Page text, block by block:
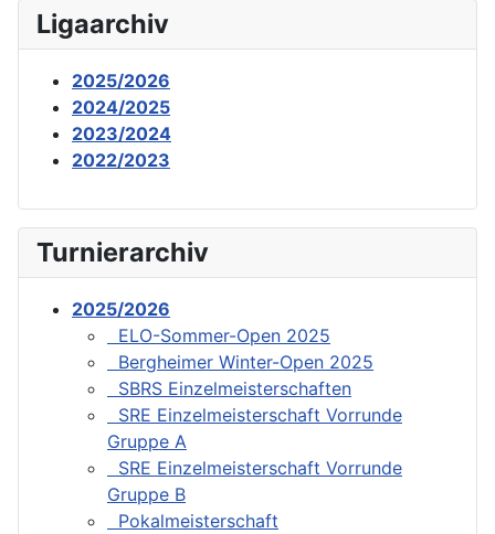
Ligaarchiv
2025/2026
2024/2025
2023/2024
2022/2023
Turnierarchiv
2025/2026
ELO-Sommer-Open 2025
Bergheimer Winter-Open 2025
SBRS Einzelmeisterschaften
SRE Einzelmeisterschaft Vorrunde
Gruppe A
SRE Einzelmeisterschaft Vorrunde
Gruppe B
Pokalmeisterschaft